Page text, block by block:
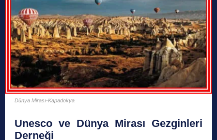
Dünya Mirası-Kapadokya
Unesco ve Dünya Mirası Gezginleri
Derneği